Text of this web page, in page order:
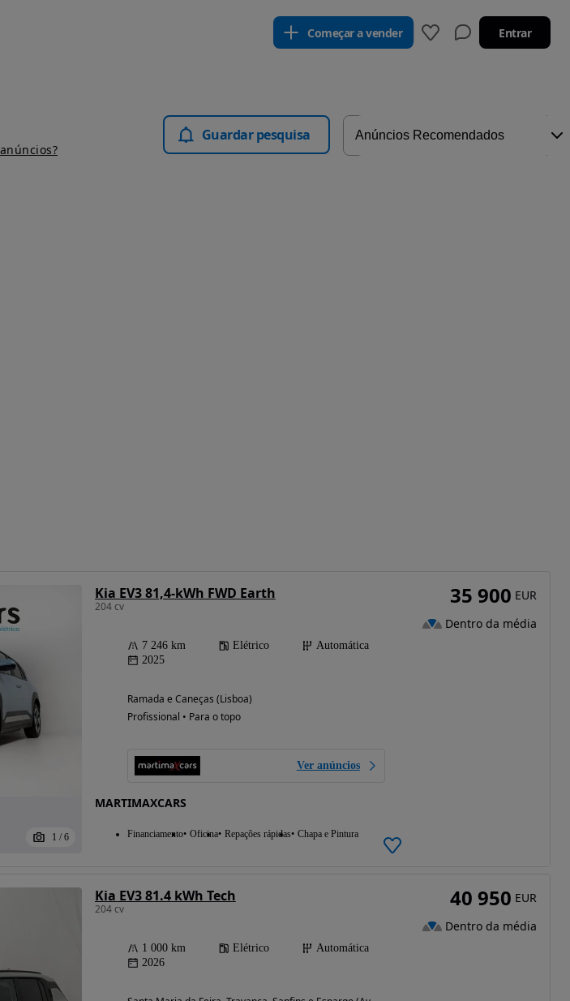
Começar a vender Entrar
Guardar pesquisa
1 / 6
Kia EV3 81,4-kWh FWD Earth
204 cv
7 246 km Elétrico
Automática
2025
Ramada e Caneças (Lisboa)
Profissional • Para o topo
Ver anúncios
MARTIMAXCARS
Financiamento Oficina Repações rápidas Chapa e Pintura
35 900 EUR
Dentro da média
Kia EV3 81.4 kWh Tech
204 cv
1 000 km Elétrico
Automática
2026
40 950 EUR
Dentro da média